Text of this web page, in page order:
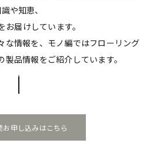
や知恵、
お届けしています。
な情報を、モノ編ではフローリング
品情報をご紹介しています。
お申し込みはこちら